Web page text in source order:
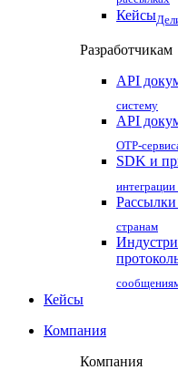
Кейсы
Разработчикам
API
систему
API
OTP-
SDK и
Рассылки
странам
Кейсы
Компания
Компания